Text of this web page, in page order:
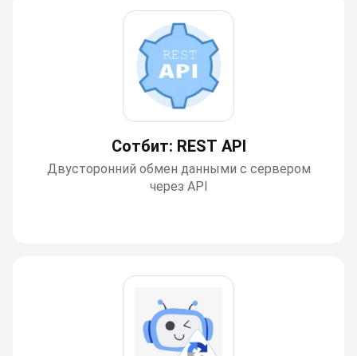
Сотбит: REST API
Двусторонний обмен данными с сервером
через API